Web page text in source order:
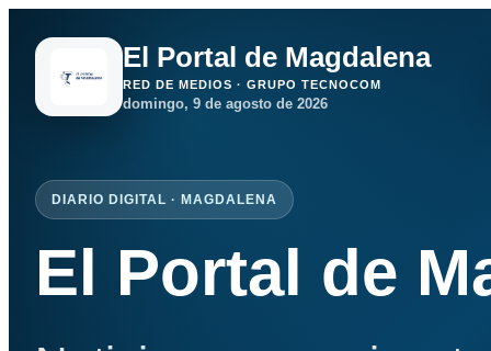
El Portal de Magdalena
RED DE MEDIOS · GRUPO TECNOCOM
domingo, 9 de agosto de 2026
DIARIO DIGITAL · MAGDALENA
El Portal de